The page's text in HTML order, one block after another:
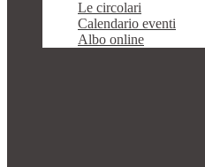
Le circolari
Calendario eventi
Albo online